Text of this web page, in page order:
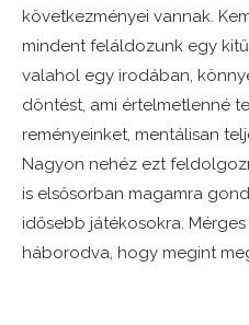
következményei vannak.
mindent feláldozunk egy
valahol egy irodában,
döntést, ami értelmetlenné
reményeinket, mentálisan
Nagyon nehéz ezt
is elsősorban magamra
idősebb játékosokra.
háborodva, hogy megint